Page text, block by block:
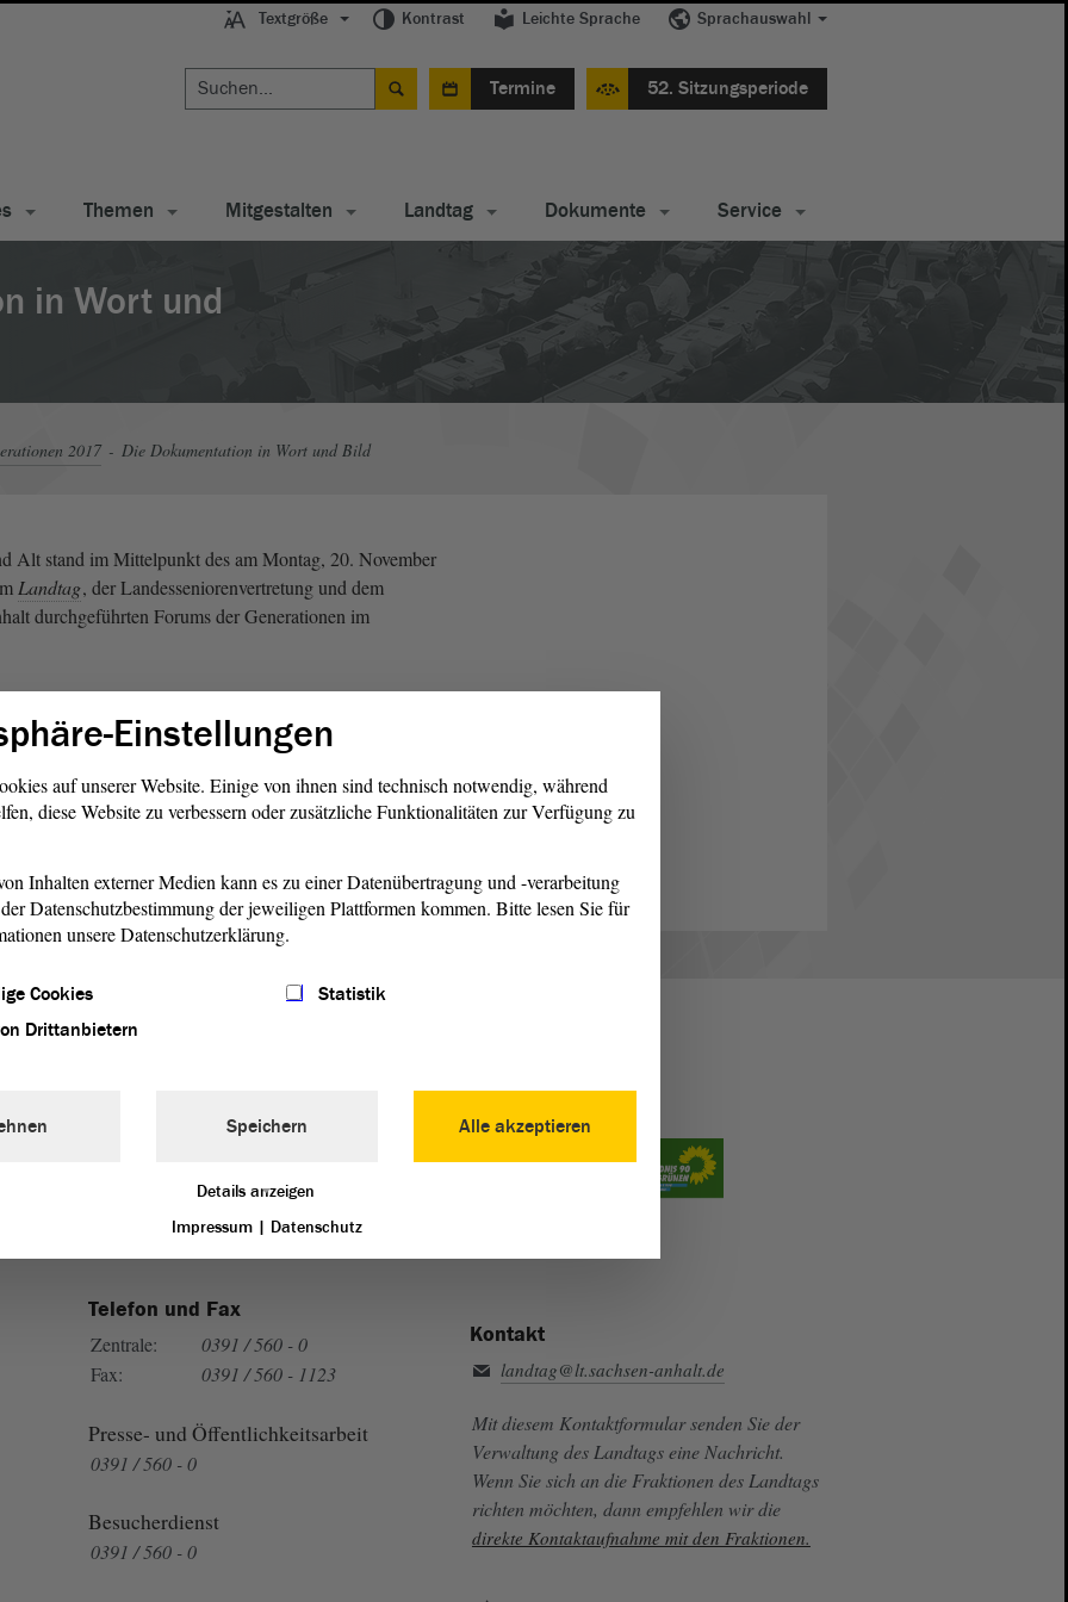
Textgröße Kontrast Leichte Sprache Sprachauswahl
Termine 52. Sitzungsperiode
Themen Mitgestalten Landtag Dokumente Service
in Wort und
2017 Die Dokumentation in Wort und Bild
Alt stand im Mittelpunkt des am Montag, 20. November
Landtag, der Landesseniorenvertretung und dem
durchgeführten Forums der Generationen im
des Forums hier im Internet und in der örtlichen Presse
downloadbare Dokumentation mit Texten,
in Wort und Bild (PDF)
von Sachsen-Anhalt vertreten:
Telefon und Fax
Zentrale:
0391 / 560 - 0
Fax:
0391 / 560 - 1123
Presse- und Öffentlichkeitsarbeit
0391 / 560 - 0
Besucherdienst
0391 / 560 - 0
Kontakt
landtag@lt.sachsen-anhalt.de
Mit diesem Kontaktformular senden Sie der
Verwaltung des Landtags eine Nachricht.
Wenn Sie sich an die Fraktionen des Landtags
richten möchten, dann empfehlen wir die
direkte Kontaktaufnahme mit den Fraktionen.
Einstellungen
auf unserer Website. Einige von ihnen sind technisch notwendig, während
diese Website zu verbessern oder zusätzliche Funktionalitäten zur Verfügung zu
Inhalten externer Medien kann es zu einer Datenübertragung und -verarbeitung
Datenschutzbestimmung der jeweiligen Plattformen kommen. Bitte lesen Sie für
unsere Datenschutzerklärung.
Cookies
Statistik
Drittanbietern
Alle akzeptieren
Speichern
Details anzeigen
Impressum | Datenschutz